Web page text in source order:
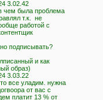
3.02.42
в чем была проблема
т.к.  не
работой с
контентщик
подписывать?
и как
образ)
3.03.22
что все уладим. нужна
от вас с
платит 13 % от